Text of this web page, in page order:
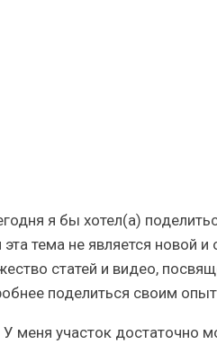
я бы хотел(а)
эта тема не является новой
статей и видео,
поделиться своим
У меня участок достаточно